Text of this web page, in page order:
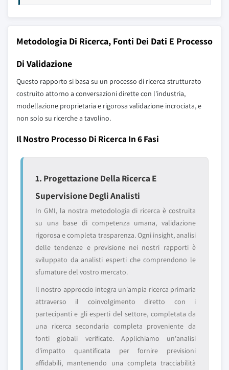
Metodologia Di Ricerca, Fonti Dei Dati E Processo
Di Validazione
Questo rapporto si basa su un processo di ricerca strutturato
costruito attorno a conversazioni dirette con l'industria,
modellazione proprietaria e rigorosa validazione incrociata, e
non solo su ricerche a tavolino.
Il Nostro Processo Di Ricerca In 6 Fasi
1. Progettazione Della Ricerca E
Supervisione Degli Analisti
In GMI, la nostra metodologia di ricerca è costruita
su una base di competenza umana, validazione
rigorosa e completa trasparenza. Ogni insight, analisi
delle tendenze e previsione nei nostri rapporti è
sviluppato da analisti esperti che comprendono le
sfumature del vostro mercato.
Il nostro approccio integra un'ampia ricerca primaria
attraverso il coinvolgimento diretto con i
partecipanti e gli esperti del settore, completata da
una ricerca secondaria completa proveniente da
fonti globali verificate. Applichiamo un'analisi
d'impatto quantificata per fornire previsioni
affidabili, mantenendo una completa tracciabilità